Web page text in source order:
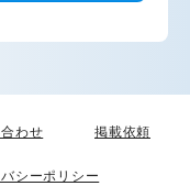
わせ 掲載依頼
シーポリシー